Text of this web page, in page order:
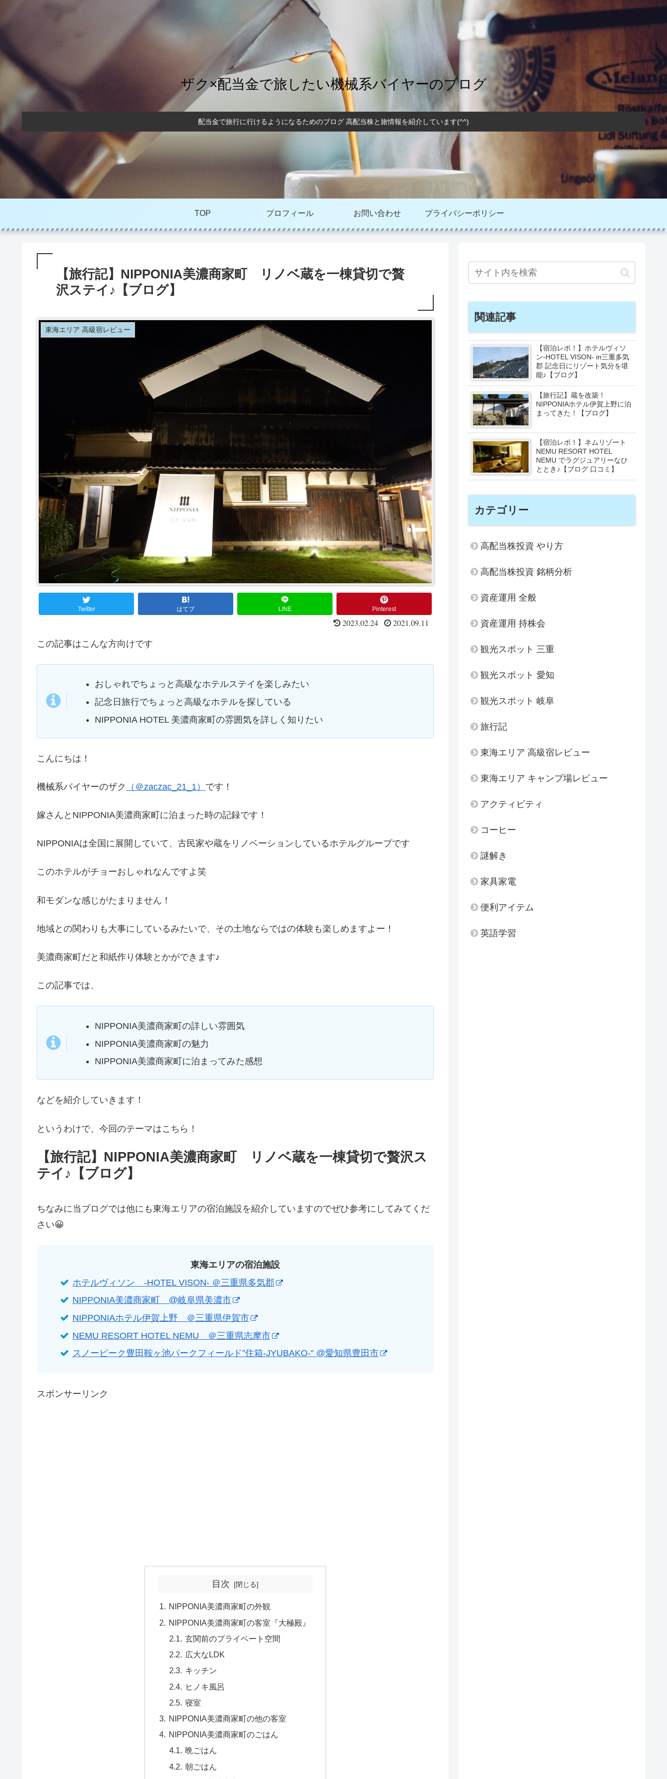
ザク×配当金で旅したい機械系バイヤーのブログ
配当金で旅行に行けるようになるためのブログ 高配当株と旅情報を紹介しています(^^)
TOP プロフィール お問い合わせ プライバシーポリシー
【旅行記】NIPPONIA美濃商家町 リノベ蔵を一棟貸切で贅
沢ステイ♪【ブログ】
東海エリア 高級宿レビュー
Twitter はてブ LINE Pinterest
2023.02.24 2021.09.11
この記事はこんな方向けです
おしゃれでちょっと高級なホテルステイを楽しみたい
記念日旅行でちょっと高級なホテルを探している
NIPPONIA HOTEL 美濃商家町の雰囲気を詳しく知りたい
こんにちは！
機械系バイヤーのザク （＠zaczac_21_1） です！
嫁さんとNIPPONIA美濃商家町に泊まった時の記録です！
NIPPONIAは全国に展開していて、古民家や蔵をリノベーションしているホテルグループです
このホテルがチョーおしゃれなんですよ笑
和モダンな感じがたまりません！
地域との関わりも大事にしているみたいで、その土地ならではの体験も楽しめますよー！
美濃商家町だと和紙作り体験とかができます♪
この記事では、
NIPPONIA美濃商家町の詳しい雰囲気
NIPPONIA美濃商家町の魅力
NIPPONIA美濃商家町に泊まってみた感想
などを紹介していきます！
というわけで、今回のテーマはこちら！
【旅行記】NIPPONIA美濃商家町 リノベ蔵を一棟貸切で贅沢ス
テイ♪【ブログ】
ちなみに当ブログでは他にも東海エリアの宿泊施設を紹介していますのでぜひ参考にしてみてくだ
さい😀
東海エリアの宿泊施設
ホテルヴィソン -HOTEL VISON- ＠三重県多気郡
NIPPONIA美濃商家町 @岐阜県美濃市
NIPPONIAホテル伊賀上野 ＠三重県伊賀市
NEMU RESORT HOTEL NEMU ＠三重県志摩市
スノーピーク豊田鞍ヶ池パークフィールド”住箱-JYUBAKO-” @愛知県豊田市
スポンサーリンク
目次
NIPPONIA美濃商家町の外観
NIPPONIA美濃商家町の客室『大極殿』
玄関前のプライベート空間
広大なLDK
キッチン
ヒノキ風呂
寝室
NIPPONIA美濃商家町の他の客室
NIPPONIA美濃商家町のごはん
晩ごはん
朝ごはん
関連記事
【宿泊レポ！】ホテルヴィソ
ン-HOTEL VISON- in三重多気
郡 記念日にリゾート気分を堪
能♪【ブログ】
【旅行記】蔵を改築！
NIPPONIAホテル伊賀上野に泊
まってきた！【ブログ】
【宿泊レポ！】ネムリゾート
NEMU RESORT HOTEL
NEMU でラグジュアリーなひ
ととき♪【ブログ 口コミ】
カテゴリー
高配当株投資 やり方
高配当株投資 銘柄分析
資産運用 全般
資産運用 持株会
観光スポット 三重
観光スポット 愛知
観光スポット 岐阜
旅行記
東海エリア 高級宿レビュー
東海エリア キャンプ場レビュー
アクティビティ
コーヒー
謎解き
家具家電
便利アイテム
英語学習